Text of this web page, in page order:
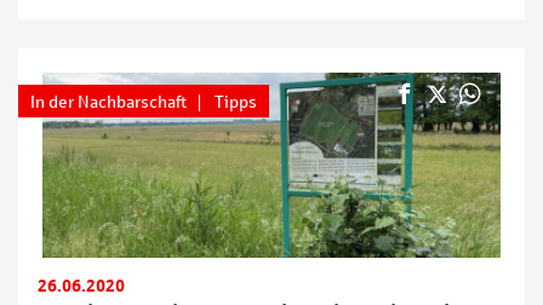
In der Nachbarschaft Tipps
26.06.2020